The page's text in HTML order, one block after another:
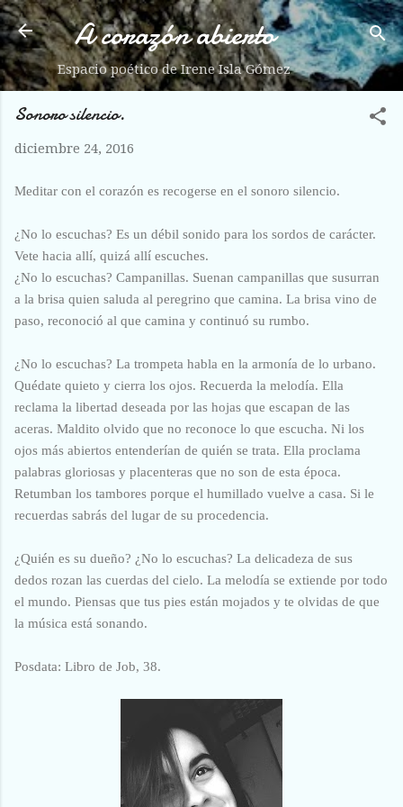
Ir al contenido principal
A corazón abierto
Espacio poético de Irene Isla Gómez
Sonoro silencio.
diciembre 24, 2016
Meditar con el corazón es recogerse en el sonoro silencio.
¿No lo escuchas? Es un débil sonido para los sordos de carácter.
Vete hacia allí, quizá allí escuches.
¿No lo escuchas? Campanillas. Suenan campanillas que susurran
a la brisa quien saluda al peregrino que camina. La brisa vino de
paso, reconoció al que camina y continuó su rumbo.
¿No lo escuchas? La trompeta habla en la armonía de lo urbano.
Quédate quieto y cierra los ojos. Recuerda la melodía. Ella
reclama la libertad deseada por las hojas que escapan de las
aceras. Maldito olvido que no reconoce lo que escucha. Ni los
ojos más abiertos entenderían de quién se trata. Ella proclama
palabras gloriosas y placenteras que no son de esta época.
Retumban los tambores porque el humillado vuelve a casa. Si le
recuerdas sabrás del lugar de su procedencia.
¿Quién es su dueño? ¿No lo escuchas? La delicadeza de sus
dedos rozan las cuerdas del cielo. La melodía se extiende por todo
el mundo. Piensas que tus pies están mojados y te olvidas de que
la música está sonando.
Posdata: Libro de Job, 38.